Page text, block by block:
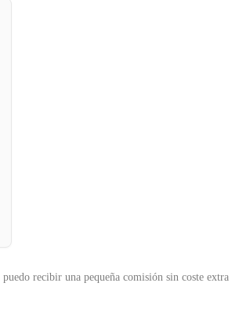
recibir una pequeña comisión sin coste extra